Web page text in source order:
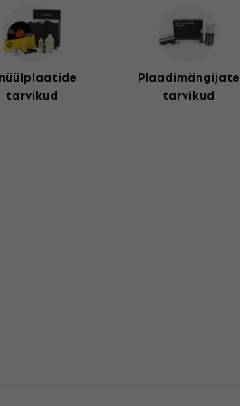
tarvikud
Plaadimängijate
tarvikud